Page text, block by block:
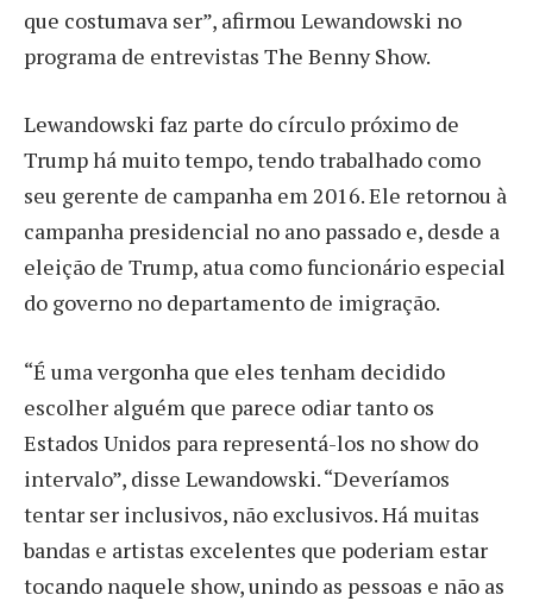
que costumava ser”, afirmou Lewandowski no
programa de entrevistas The Benny Show.
Lewandowski faz parte do círculo próximo de
Trump há muito tempo, tendo trabalhado como
seu gerente de campanha em 2016. Ele retornou à
campanha presidencial no ano passado e, desde a
eleição de Trump, atua como funcionário especial
do governo no departamento de imigração.
“É uma vergonha que eles tenham decidido
escolher alguém que parece odiar tanto os
Estados Unidos para representá-los no show do
intervalo”, disse Lewandowski. “Deveríamos
tentar ser inclusivos, não exclusivos. Há muitas
bandas e artistas excelentes que poderiam estar
tocando naquele show, unindo as pessoas e não as